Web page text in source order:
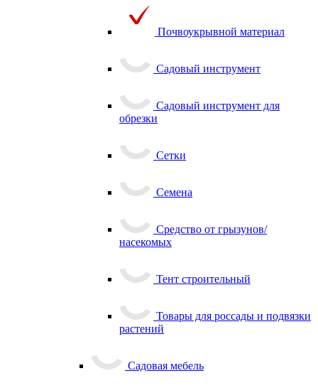
Почвоукрывной материал
Садовый инструмент
Садовый инструмент для
обрезки
Сетки
Семена
Средство от грызунов/
насекомых
Тент строительный
Товары для россады и подвязки
растений
Садовая мебель